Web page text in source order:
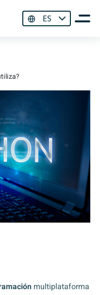
ES
multiplataforma